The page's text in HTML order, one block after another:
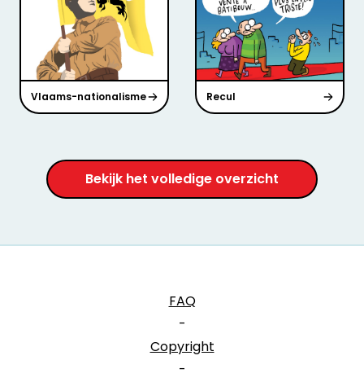
Vlaams-nationalisme Recul
Bekijk het volledige overzicht
FAQ
-
Copyright
-